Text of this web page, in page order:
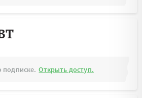
подписке. Открыть доступ.